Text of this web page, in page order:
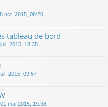
oct. 2015, 08:20
tableau de bord
2015, 18:35
2015, 09:57
01 mai 2015, 19:38